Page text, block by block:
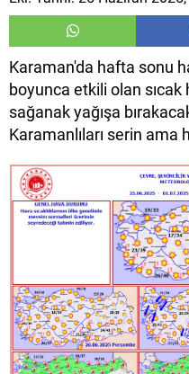
Karaman'da hafta sonu
boyunca etkili olan
sağanak yağışa
Karamanlıları serin